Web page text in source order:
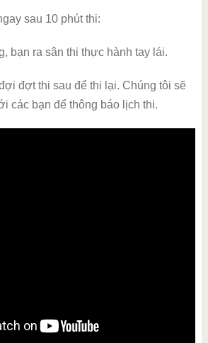
sau 10 phút thi:
bạn ra sân thi thực hành tay lái.
đợt thi sau để thi lại. Chúng tôi sẽ
các bạn để thông báo lịch thi.